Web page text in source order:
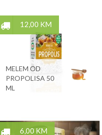
12,00 KM
MELEM OD
PROPOLISA 50
ML
6,00 KM